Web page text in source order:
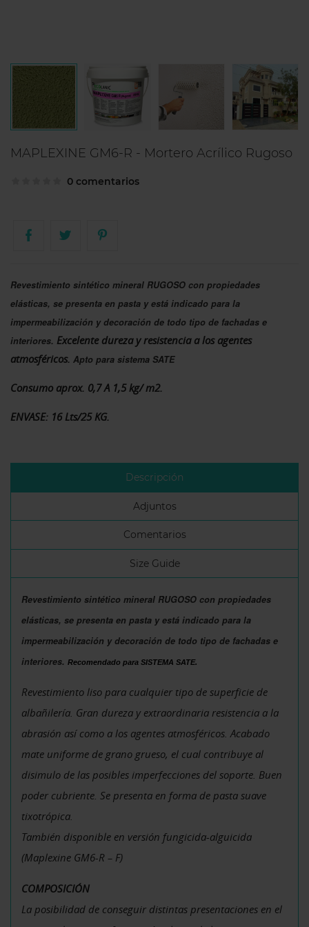
MAPLEXINE GM6-R - Mortero Acrílico Rugoso
0 comentarios
Revestimiento sintético mineral RUGOSO con propiedades
elásticas, se presenta en pasta y está indicado para la
impermeabilización y decoración de todo tipo de fachadas e
interiores. Excelente dureza y resistencia a los agentes
atmosféricos. Apto para sistema SATE
Consumo aprox. 0,7 A 1,5 kg/ m2.
ENVASE: 16 Lts/25 KG.
Descripción
Adjuntos
Comentarios
Size Guide
Revestimiento sintético mineral RUGOSO con propiedades
elásticas, se presenta en pasta y está indicado para la
impermeabilización y decoración de todo tipo de fachadas e
interiores. Recomendado para SISTEMA SATE.
Revestimiento liso para cualquier tipo de superficie de
albañilería. Gran dureza y extraordinaria resistencia a la
abrasión así como a los agentes atmosféricos. Acabado
mate uniforme de grano grueso, el cual contribuye al
disimulo de las posibles imperfecciones del soporte. Buen
poder cubriente. Se presenta en forma de pasta suave
tixotrópica.
También disponible en versión fungicida-alguicida
(Maplexine GM6-R – F)
COMPOSICIÓN
La posibilidad de conseguir distintas presentaciones en el